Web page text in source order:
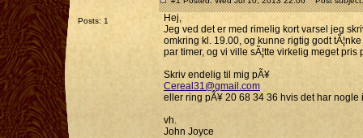
Posts: 1
Hej,
Jeg ved det er med rimelig kort varsel jeg
omkring kl. 19.00, og kunne rigtig godt
par timer, og vi ville sÃ¦tte virkelig meget
Skriv endelig til mig pÃ¥
Cereal31@gmail.com
eller ring pÃ¥ 20 68 34 36 hvis det har
vh.
John Joyce